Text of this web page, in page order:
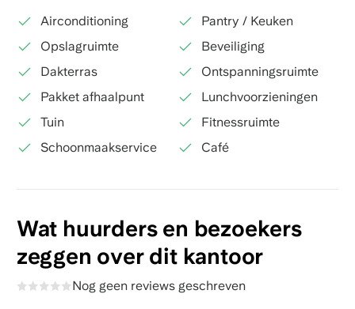
Airconditioning
Pantry / Keuken
Opslagruimte
Beveiliging
Dakterras
Ontspanningsruimte
Pakket afhaalpunt
Lunchvoorzieningen
Tuin
Fitnessruimte
Schoonmaakservice
Café
Wat huurders en bezoekers
zeggen over dit kantoor
Nog geen reviews geschreven